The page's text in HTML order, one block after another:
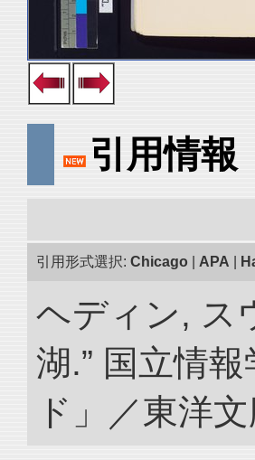
引用情報
引用形式選択: Chicago APA
ヘディン, ス
湖.” 国立情
ド」／東洋